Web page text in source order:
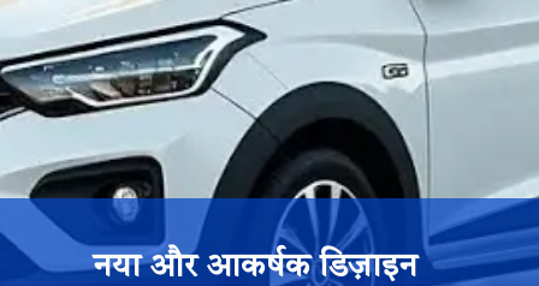
नया और आकर्षक डिज़ाइन